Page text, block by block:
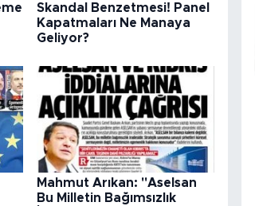
Skandal Benzetmesi! Panel
Kapatmaları Ne Manaya
Geliyor?
Mahmut Arıkan: "Aselsan
Bu Milletin Bağımsızlık